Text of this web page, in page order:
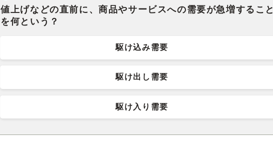
値上げなどの直前に、商品やサービスへの需要が急増すること
を何という？
駆け込み需要
駆け出し需要
駆け入り需要